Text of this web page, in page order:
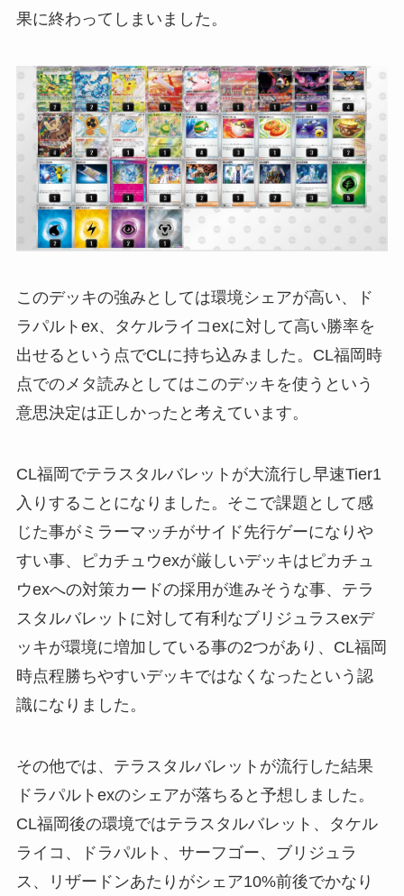
果に終わってしまいました。
このデッキの強みとしては環境シェアが高い、ド
ラパルトex、タケルライコexに対して高い勝率を
出せるという点でCLに持ち込みました。CL福岡時
点でのメタ読みとしてはこのデッキを使うという
意思決定は正しかったと考えています。
CL福岡でテラスタルバレットが大流行し早速Tier1
入りすることになりました。そこで課題として感
じた事がミラーマッチがサイド先行ゲーになりや
すい事、ピカチュウexが厳しいデッキはピカチュ
ウexへの対策カードの採用が進みそうな事、テラ
スタルバレットに対して有利なブリジュラスexデ
ッキが環境に増加している事の2つがあり、CL福岡
時点程勝ちやすいデッキではなくなったという認
識になりました。
その他では、テラスタルバレットが流行した結果
ドラパルトexのシェアが落ちると予想しました。
CL福岡後の環境ではテラスタルバレット、タケル
ライコ、ドラパルト、サーフゴー、ブリジュラ
ス、リザードンあたりがシェア10%前後でかなり